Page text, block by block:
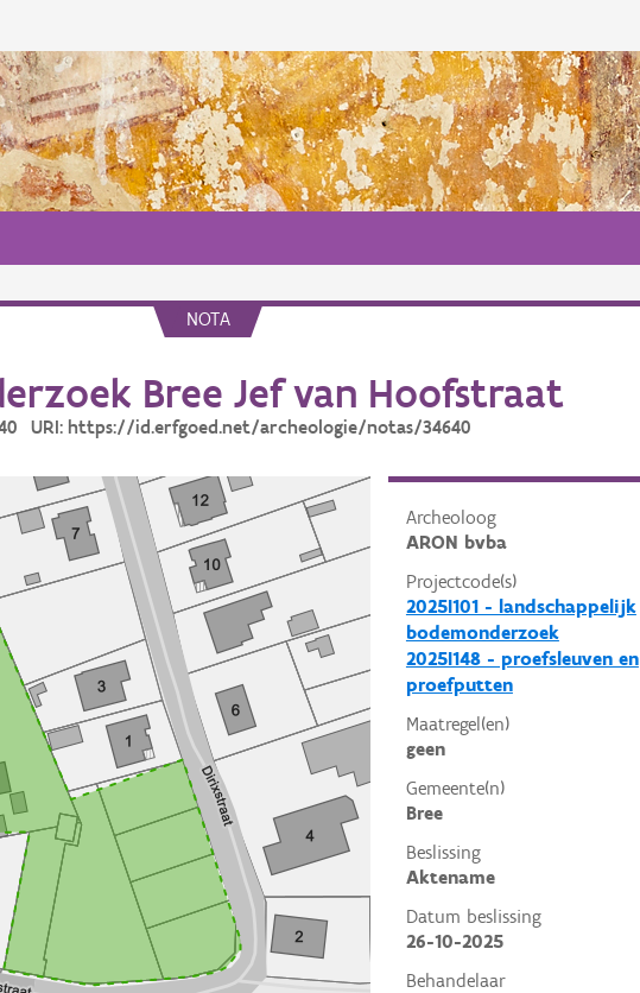
NOTA
Bree Jef van Hoofstraat
URI: https://id.erfgoed.net/archeologie/notas/34640
Archeoloog
ARON bvba
Projectcode(s)
2025I101 - landschappelijk
bodemonderzoek
2025I148 - proefsleuven en
proefputten
Maatregel(en)
geen
Gemeente(n)
Bree
Beslissing
Aktename
Datum beslissing
26-10-2025
Behandelaar